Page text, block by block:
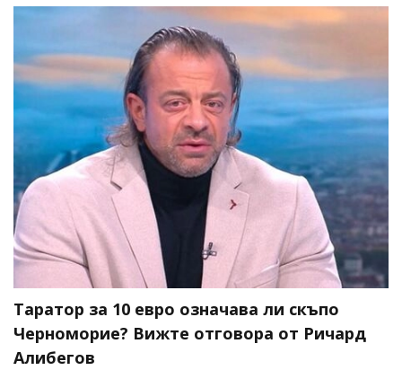
Таратор за 10 евро означава ли скъпо
Черноморие? Вижте отговора от Ричард
Алибегов